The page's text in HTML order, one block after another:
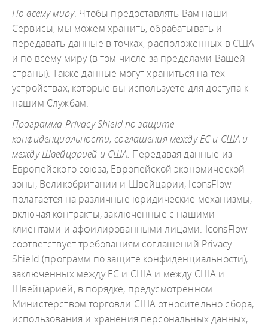
По всему миру. Чтобы предоставлять Вам наши
Сервисы, мы можем хранить, обрабатывать и
передавать данные в точках, расположенных в США
и по всему миру (в том числе за пределами Вашей
страны). Также данные могут храниться на тех
устройствах, которые вы используете для доступа к
нашим Службам.
Программа Privacy Shield по защите
конфиденциальности, соглашения между ЕС и США и
между Швейцарией и США. Передавая данные из
Европейского союза, Европейской экономической
зоны, Великобритании и Швейцарии, IconsFlow
полагается на различные юридические механизмы,
включая контракты, заключенные с нашими
клиентами и аффилированными лицами. IconsFlow
соответствует требованиям соглашений Privacy
Shield (программ по защите конфиденциальности),
заключенных между ЕС и США и между США и
Швейцарией, в порядке, предусмотренном
Министерством торговли США относительно сбора,
использования и хранения персональных данных,